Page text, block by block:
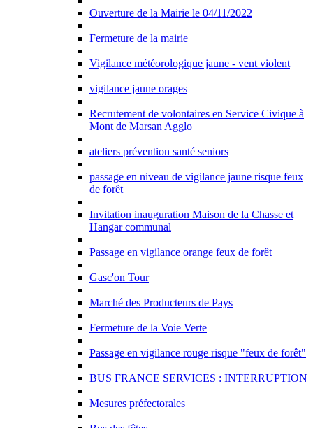
Ouverture de la Mairie le 04/11/2022
Fermeture de la mairie
Vigilance météorologique jaune - vent violent
vigilance jaune orages
Recrutement de volontaires en Service Civique à
Mont de Marsan Agglo
ateliers prévention santé seniors
passage en niveau de vigilance jaune risque feux
de forêt
Invitation inauguration Maison de la Chasse et
Hangar communal
Passage en vigilance orange feux de forêt
Gasc'on Tour
Marché des Producteurs de Pays
Fermeture de la Voie Verte
Passage en vigilance rouge risque "feux de forêt"
BUS FRANCE SERVICES : INTERRUPTION
Mesures préfectorales